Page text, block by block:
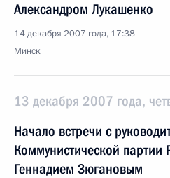
Александром Лукашенко
14 декабря 2007 года, 17:38
Минск
13 декабря 2007 года,
Начало встречи с
Коммунистической
Геннадием Зюгановым